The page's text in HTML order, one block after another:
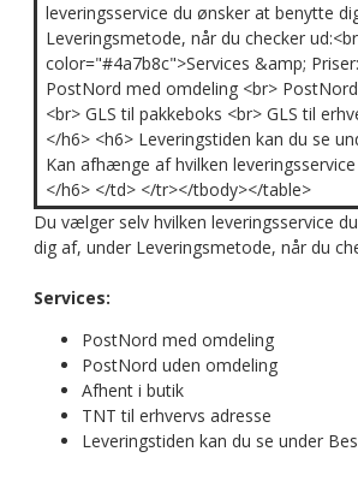
leveringsservice du ønsker at benytte
Leveringsmetode, når du checker
color="#4a7b8c">Services &amp;
PostNord med omdeling <br>
<br> GLS til pakkeboks <br> GLS til
</h6> <h6> Leveringstiden kan du se
Kan afhænge af hvilken
</h6> </td> </tr></tbody></table>
Du vælger selv hvilken leveringsservice
dig af, under Leveringsmetode, når du
Services:
PostNord med omdeling
PostNord uden omdeling
Afhent i butik
TNT til erhvervs adresse
Leveringstiden kan du se under